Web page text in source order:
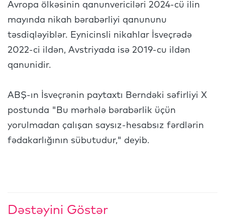
Avropa ölkəsinin qanunvericiləri 2024-cü ilin
mayında nikah bərabərliyi qanununu
təsdiqləyiblər. Eynicinsli nikahlar İsveçrədə
2022-ci ildən, Avstriyada isə 2019-cu ildən
qanunidir.
ABŞ-ın İsveçrənin paytaxtı Berndəki səfirliyi X
postunda "Bu mərhələ bərabərlik üçün
yorulmadan çalışan saysız-hesabsız fərdlərin
fədakarlığının sübutudur," deyib.
Dəstəyini Göstər